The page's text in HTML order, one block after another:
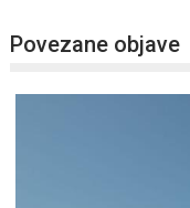
Povezane objave